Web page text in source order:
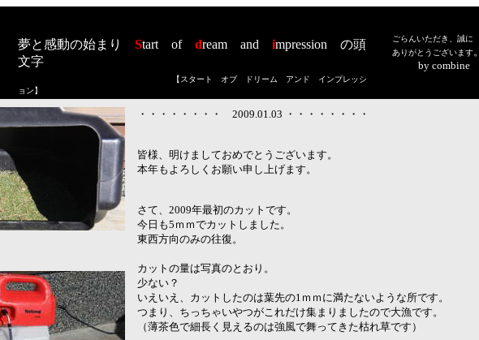
夢と感動の始まり Start of dream and impression の頭
文字
ごらんいただき、誠に
ありがとうございます。
by combine
【スタート オブ ドリーム アンド インプレッシ
ョン】
・・・・・・・・ 2009.01.03 ・・・・・・・・
皆様、明けましておめでとうございます。
本年もよろしくお願い申し上げます。
さて、2009年最初のカットです。
今日も5ｍｍでカットしました。
東西方向のみの往復。
カットの量は写真のとおり。
少ない？
いえいえ、カットしたのは葉先の1ｍｍに満たないような所です。
つまり、ちっちゃいやつがこれだけ集まりましたので大漁です。
（薄茶色で細長く見えるのは強風で舞ってきた枯れ草です）